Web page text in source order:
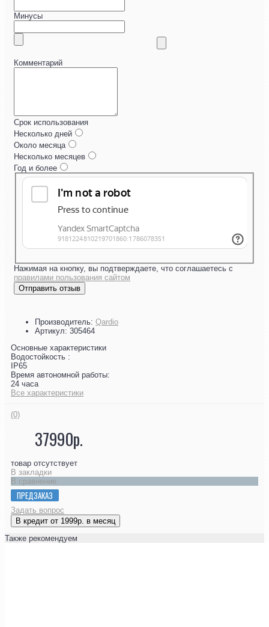
Минусы
Комментарий
Срок использования
Несколько дней
Около месяца
Несколько месяцев
Год и более
Нажимая на кнопку, вы подтверждаете, что соглашаетесь с
правилами пользования сайтом
Отправить отзыв
Производитель: Qardio
Артикул: 305464
Основные характеристики
Водостойкость :
IP65
Время автономной работы:
24 часа
Все характеристики
(0)
37990р.
товар отсутствует
В закладки
В сравнение
ПРЕДЗАКАЗ
Задать вопрос
В кредит от 1999р. в месяц
Также рекомендуем